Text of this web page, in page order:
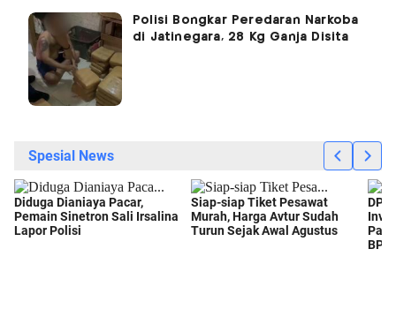
Polisi Bongkar Peredaran Narkoba
di Jatinegara, 28 Kg Ganja Disita